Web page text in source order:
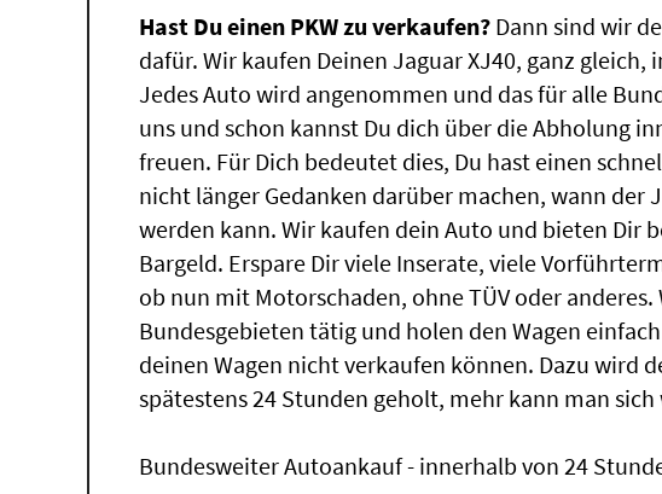
Hast Du einen PKW zu verkaufen? Dann sind wir
dafür. Wir kaufen Deinen Jaguar XJ40, ganz gleich,
Jedes Auto wird angenommen und das für alle
uns und schon kannst Du dich über die Abholung
freuen. Für Dich bedeutet dies, Du hast einen
nicht länger Gedanken darüber machen, wann der
werden kann. Wir kaufen dein Auto und bieten Dir
Bargeld. Erspare Dir viele Inserate, viele
ob nun mit Motorschaden, ohne TÜV oder
Bundesgebieten tätig und holen den Wagen
deinen Wagen nicht verkaufen können. Dazu wird
spätestens 24 Stunden geholt, mehr kann man
Bundesweiter Autoankauf - innerhalb von 24